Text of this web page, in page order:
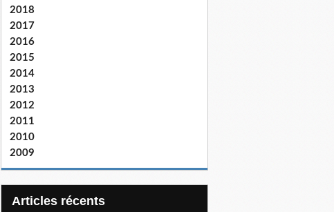
2018
2017
2016
2015
2014
2013
2012
2011
2010
2009
articles récents